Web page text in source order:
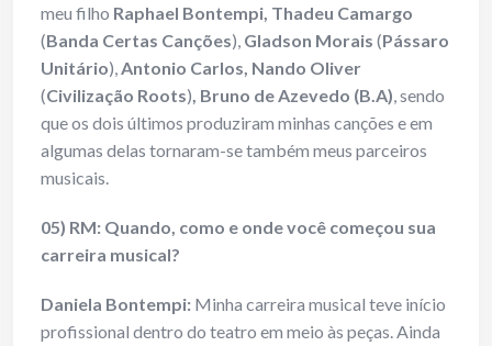
meu filho Raphael Bontempi, Thadeu Camargo
(Banda Certas Canções), Gladson Morais (Pássaro
Unitário),Antonio Carlos, Nando Oliver
(Civilização Roots), Bruno de Azevedo (B.A), sendo
que os dois últimos produziram minhas canções e em
algumas delas tornaram-se também meus parceiros
musicais.
05) RM: Quando, como e onde você começou sua
carreira musical?
Daniela Bontempi: Minha carreira musical teve início
profissional dentro do teatro em meio às peças. Ainda